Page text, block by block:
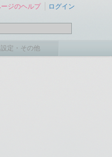
ジのヘルプ ログイン
設定・その他